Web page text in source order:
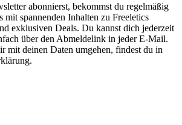
abonnierst, bekommst du regelmäßig
mit spannenden Inhalten zu Freeletics
exklusiven Deals. Du kannst dich jederzeit
über den Abmeldelink in jeder E-Mail.
mit deinen Daten umgehen, findest du in